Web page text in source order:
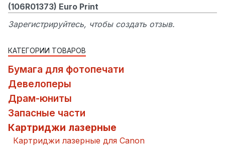
(106R01373) Euro Print
Зарегистрируйтесь, чтобы создать отзыв.
КАТЕГОРИИ ТОВАРОВ
Бумага для фотопечати
Девелоперы
Драм-юниты
Запасные части
Картриджи лазерные
Картриджи лазерные для Canon